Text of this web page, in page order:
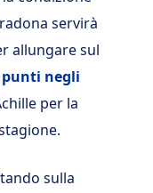
servirà
allungare sul
negli
per la
sulla